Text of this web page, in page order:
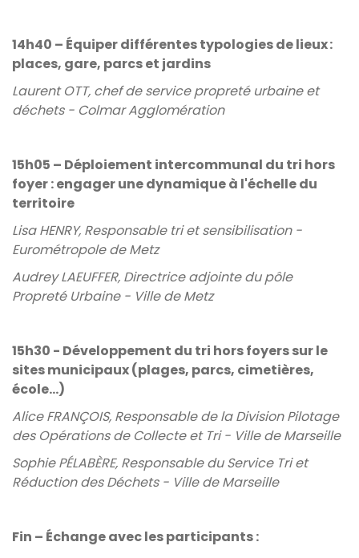
14h40 – Équiper différentes typologies de lieux :
places, gare, parcs et jardins
Laurent OTT, chef de service propreté urbaine et
déchets - Colmar Agglomération
15h05 – Déploiement intercommunal du tri hors
foyer : engager une dynamique à l'échelle du
territoire
Lisa HENRY, Responsable tri et sensibilisation -
Eurométropole de Metz
Audrey LAEUFFER, Directrice adjointe du pôle
Propreté Urbaine - Ville de Metz
15h30 - Développement du tri hors foyers sur le
sites municipaux (plages, parcs, cimetières,
école…)
Alice FRANÇOIS, Responsable de la Division Pilotage
des Opérations de Collecte et Tri - Ville de Marseille
Sophie PÉLABÈRE, Responsable du Service Tri et
Réduction des Déchets - Ville de Marseille
Fin – Échange avec les participants :